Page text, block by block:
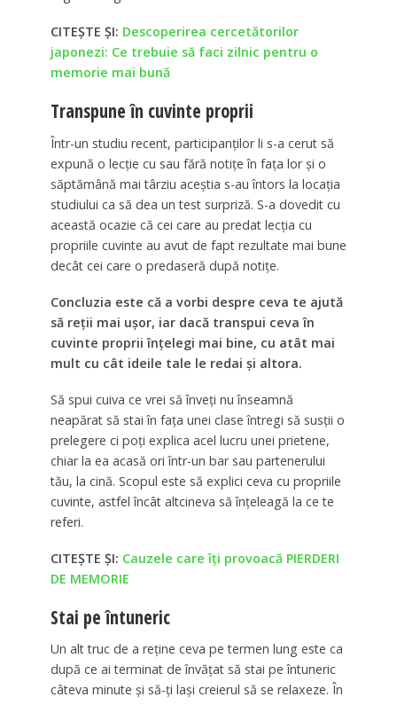
CITEȘTE ȘI: Descoperirea cercetătorilor
japonezi: Ce trebuie să faci zilnic pentru o
memorie mai bună
Transpune în cuvinte proprii
Într-un studiu recent, participanților li s-a cerut să
expună o lecție cu sau fără notițe în fața lor și o
săptămână mai târziu aceștia s-au întors la locația
studiului ca să dea un test surpriză. S-a dovedit cu
această ocazie că cei care au predat lecția cu
propriile cuvinte au avut de fapt rezultate mai bune
decât cei care o predaseră după notițe.
Concluzia este că a vorbi despre ceva te ajută
să reții mai ușor, iar dacă transpui ceva în
cuvinte proprii înțelegi mai bine, cu atât mai
mult cu cât ideile tale le redai și altora.
Să spui cuiva ce vrei să înveți nu înseamnă
neapărat să stai în fața unei clase întregi să susții o
prelegere ci poți explica acel lucru unei prietene,
chiar la ea acasă ori într-un bar sau partenerului
tău, la cină. Scopul este să explici ceva cu propriile
cuvinte, astfel încât altcineva să înțeleagă la ce te
referi.
CITEȘTE ȘI: Cauzele care îți provoacă PIERDERI
DE MEMORIE
Stai pe întuneric
Un alt truc de a reține ceva pe termen lung este ca
după ce ai terminat de învățat să stai pe întuneric
câteva minute și să-ți lași creierul să se relaxeze. În